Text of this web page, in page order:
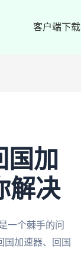
客户端下载
国加
解决
一个棘手的问
国加速器、回国